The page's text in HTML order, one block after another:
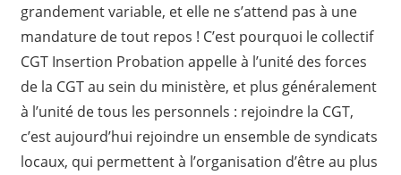
grandement variable, et elle ne s’attend pas à une
mandature de tout repos ! C’est pourquoi le collectif
CGT Insertion Probation appelle à l’unité des forces
de la CGT au sein du ministère, et plus généralement
à l’unité de tous les personnels : rejoindre la CGT,
c’est aujourd’hui rejoindre un ensemble de syndicats
locaux, qui permettent à l’organisation d’être au plus